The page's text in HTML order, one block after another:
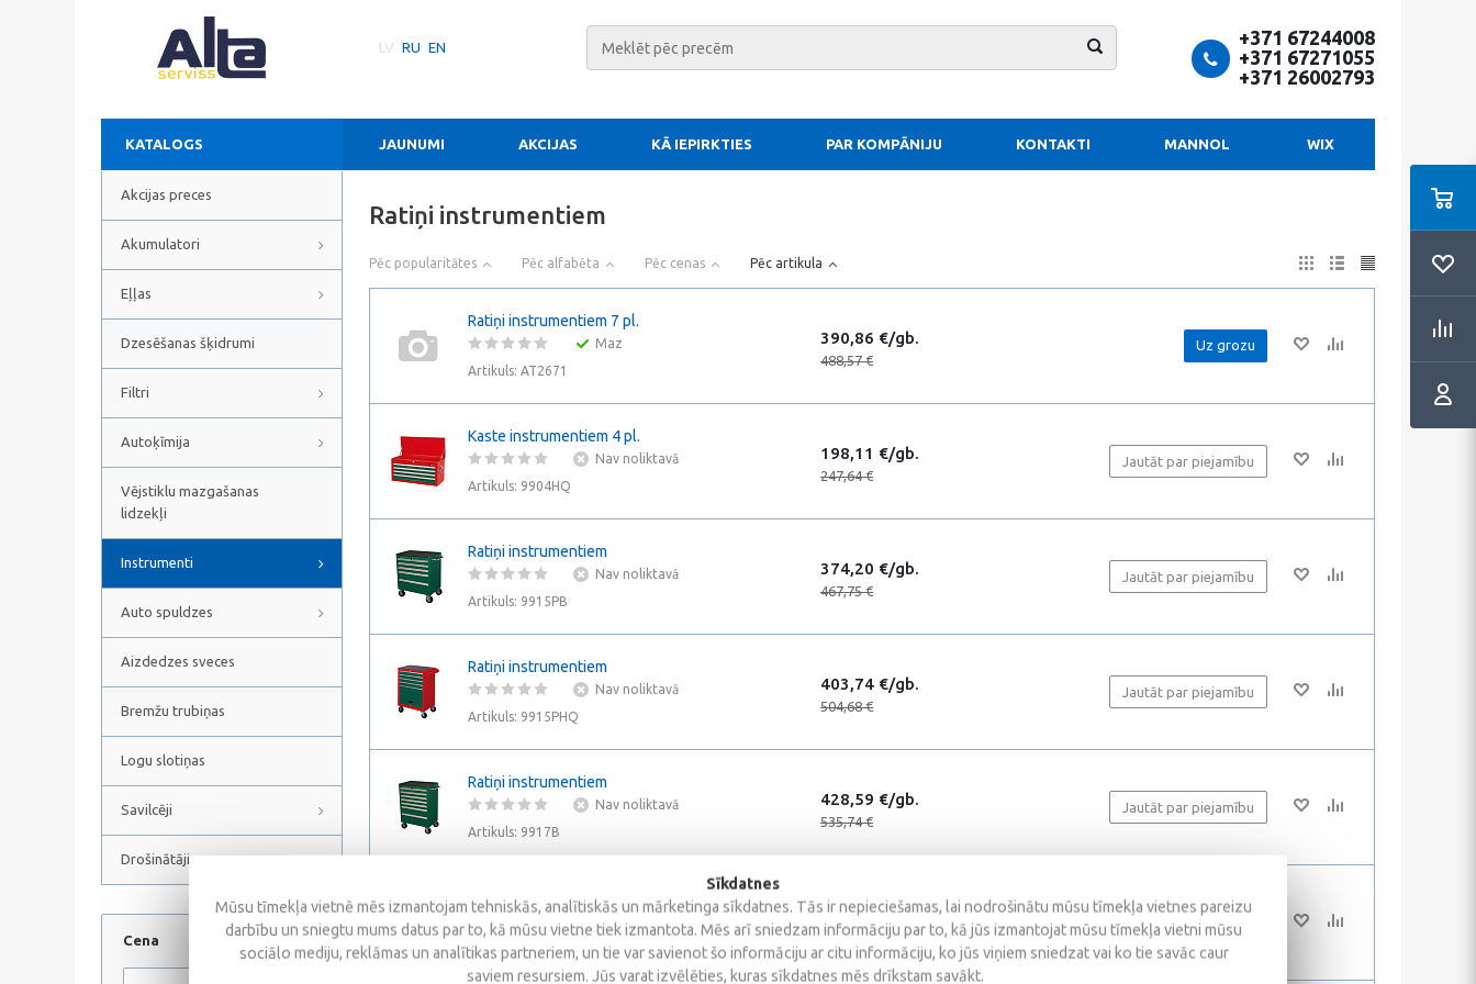
LV RU EN
+371 67244008
+371 67271055
+371 26002793
KATALOGS JAUNUMI AKCIJAS KĀ IEPIRKTIES PAR KOMPĀNIJU KONTAKTI MANNOL WIX
Akcijas preces
Akumulatori
Eļļas
Dzesēšanas šķidrumi
Filtri
Autoķīmija
Vējstiklu mazgašanas
lidzekļi
Instrumenti
Auto spuldzes
Aizdedzes sveces
Bremžu trubiņas
Logu slotiņas
Savilcēji
Drošinātāji
Cena
Ratiņi instrumentiem
Pēc popularitātes Pēc alfabēta Pēc cenas Pēc artikula
Ratiņi instrumentiem 7 pl.
Maz
Artikuls: AT2671
390,86 €/gb.
488,57 €
Uz grozu
Kaste instrumentiem 4 pl.
Nav noliktavā
Artikuls: 9904HQ
198,11 €/gb.
247,64 €
Jautāt par piejamību
Ratiņi instrumentiem
Nav noliktavā
Artikuls: 9915PB
374,20 €/gb.
467,75 €
Jautāt par piejamību
Ratiņi instrumentiem
Nav noliktavā
Artikuls: 9915PHQ
403,74 €/gb.
504,68 €
Jautāt par piejamību
Ratiņi instrumentiem
Nav noliktavā
Artikuls: 9917B
428,59 €/gb.
535,74 €
Jautāt par piejamību
Kaste instrumentiem 6 pl. Top
Nav noliktavā
Artikuls: AC26601
134,51 €/gb.
168,14 €
Jautāt par piejamību
Sīkdatnes
Mūsu tīmekļa vietnē mēs izmantojam tehniskās, analītiskās un mārketinga sīkdatnes. Tās ir nepieciešamas, lai nodrošinātu mūsu tīmekļa vietnes pareizu
darbību un sniegtu mums datus par to, kā mūsu vietne tiek izmantota. Mēs arī sniedzam informāciju par to, kā jūs izmantojat mūsu tīmekļa vietni mūsu
sociālo mediju, reklāmas un analītikas partneriem, un tie var savienot šo informāciju ar citu informāciju, ko jūs viņiem sniedzat vai ko tie savāc caur
saviem resursiem. Jūs varat izvēlēties, kuras sīkdatnes mēs drīkstam savākt.